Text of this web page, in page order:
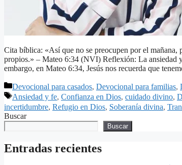
Cita bíblica: «Así que no se preocupen por el mañana,
propios.» – Mateo 6:34 (NVI) Reflexión: La ansiedad
embargo, en Mateo 6:34, Jesús nos recuerda que
Categorías
Devocional para casados, Devocional para familias,
Etiquetas
Ansiedad y fe, Confianza en Dios, cuidado divino,
incertidumbre, Refugio en Dios, Soberanía divina,
Buscar
Buscar
Entradas recientes